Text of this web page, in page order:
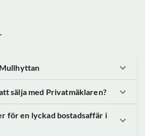
sälja med Privatmäklaren?
för en lyckad bostadsaffär i